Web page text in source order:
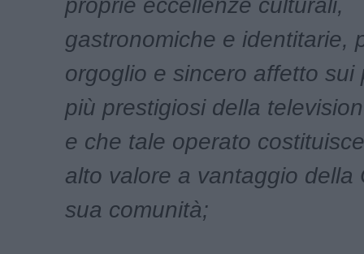
gastronomiche e identitarie,
orgoglio e sincero affetto sui
più prestigiosi della
e che tale operato
alto valore a vantaggio della
sua comunità;